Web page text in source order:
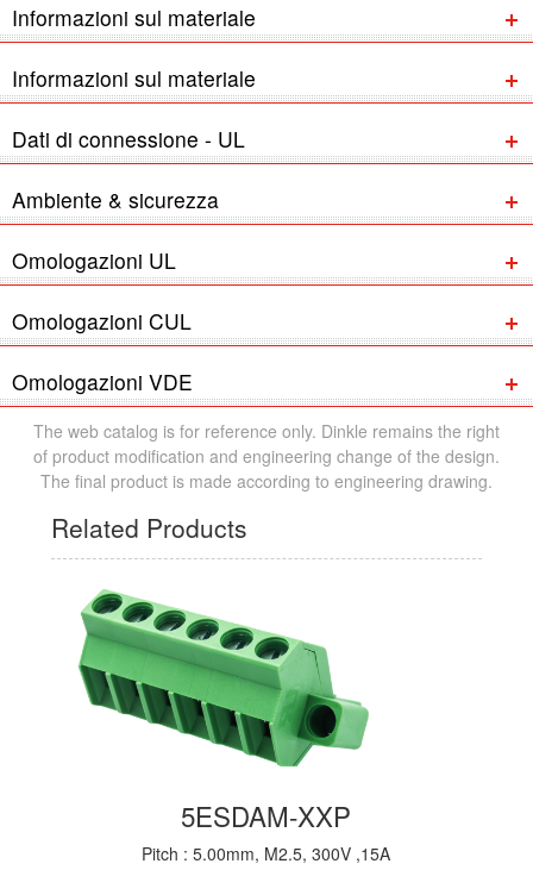
Informazioni sul materiale
Informazioni sul materiale
Dati di connessione - UL
Ambiente & sicurezza
Omologazioni UL
Omologazioni CUL
Omologazioni VDE
The web catalog is for reference only. Dinkle remains the right
of product modification and engineering change of the design.
The final product is made according to engineering drawing.
Related Products
5ESDAM-XXP
Pitch : 5.00mm, M2.5, 300V ,15A